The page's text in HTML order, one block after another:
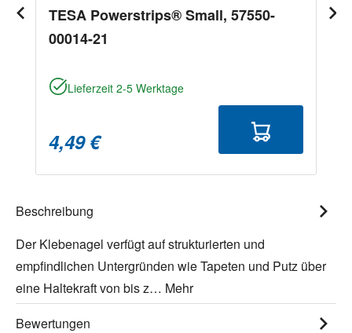
TESA Powerstrips® Small, 57550-
00014-21
Lieferzeit 2-5 Werktage
4,49 €
Beschreibung
Der Klebenagel verfügt auf strukturierten und
empfindlichen Untergründen wie Tapeten und Putz über
eine Haltekraft von bis z… Mehr
Bewertungen